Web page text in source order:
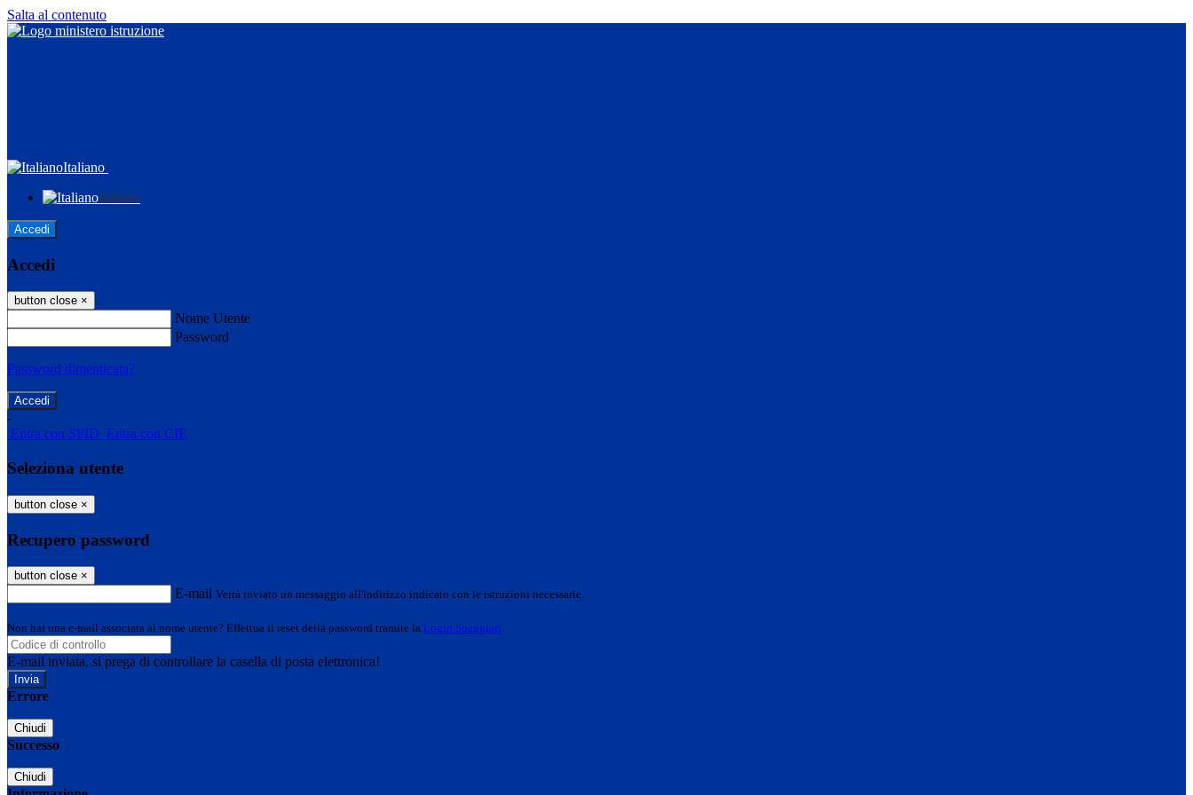
Salta al contenuto
Italiano
Italiano
Accedi
Accedi
button close ×
Nome Utente
Password
Password dimenticata?
-
Entra con SPID Entra con CIE
Seleziona utente
button close ×
Recupero password
button close ×
E-mail Verrà inviato un messaggio all'indirizzo indicato con le istruzioni necessarie.
Non hai una e-mail associata al nome utente? Effettua il reset della password tramite la Login Spaggiari
E-mail inviata, si prega di controllare la casella di posta elettronica!
Errore
Chiudi
Successo
Chiudi